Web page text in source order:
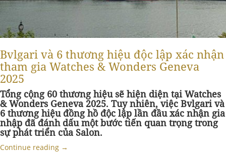
Bvlgari và 6 thương hiệu độc lập xác nhận
tham gia Watches & Wonders Geneva
2025
Tổng cộng 60 thương hiệu sẽ hiện diện tại Watches
& Wonders Geneva 2025. Tuy nhiên, việc Bvlgari và
6 thương hiệu đồng hồ độc lập lần đầu xác nhận gia
nhập đã đánh dấu một bước tiến quan trọng trong
sự phát triển của Salon.
Continue reading →